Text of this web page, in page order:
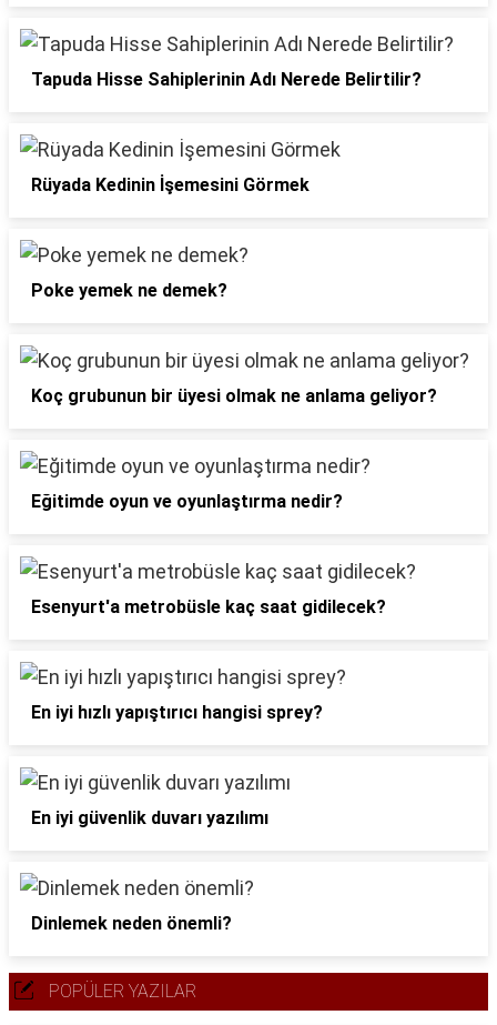
Tapuda Hisse Sahiplerinin Adı Nerede Belirtilir?
Rüyada Kedinin İşemesini Görmek
Poke yemek ne demek?
Koç grubunun bir üyesi olmak ne anlama geliyor?
Eğitimde oyun ve oyunlaştırma nedir?
Esenyurt'a metrobüsle kaç saat gidilecek?
En iyi hızlı yapıştırıcı hangisi sprey?
En iyi güvenlik duvarı yazılımı
Dinlemek neden önemli?
POPÜLER YAZILAR